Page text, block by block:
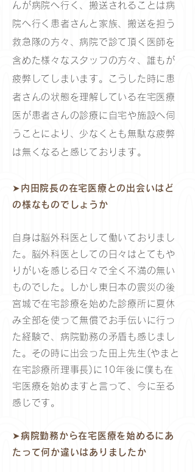
んが病院へ行く、搬送されることは病
院へ行く患者さんと家族、搬送を担う
救急隊の方々、病院で診て頂く医師を
含めた様々なスタッフの方々、誰もが
疲弊してしまいます。こうした時に患
者さんの状態を理解している在宅医療
医が患者さんの診療に自宅や施設へ伺
うことにより、少なくとも無駄な疲弊
は無くなると感じております。​
➤内田院長の在宅医療との出会いはど
の様なものでしょうか
自身は脳外科医として働いておりまし
た。脳外科医としての日々はとてもや
りがいを感じる日々で全く不満の無い
ものでした。しかし東日本の震災の後
宮城で在宅診療を始めた診療所に夏休
み全部を使って無償でお手伝いに行っ
た経験で、病院勤務の矛盾も感じまし
た。その時に出会った田上先生(やまと
在宅診療所理事長)に10年後に僕も在
宅医療を始めますと言って、今に至る
感じです。
➤病院勤務から在宅医療を始めるにあ
たって何か違いはありましたか